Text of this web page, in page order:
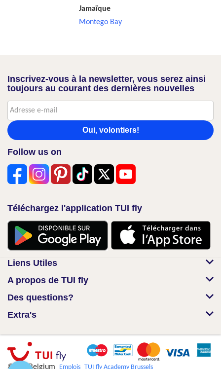
Jamaïque
Montego Bay
Inscrivez-vous à la newsletter, vous serez ainsi
toujours au courant des dernières nouvelles
Oui, volontiers!
Follow us on
Téléchargez l'application TUI fly
Liens Utiles
A propos de TUI fly
Des questions?
Extra's
© TUI Belgium Emplois TUI fly Academy Brussels